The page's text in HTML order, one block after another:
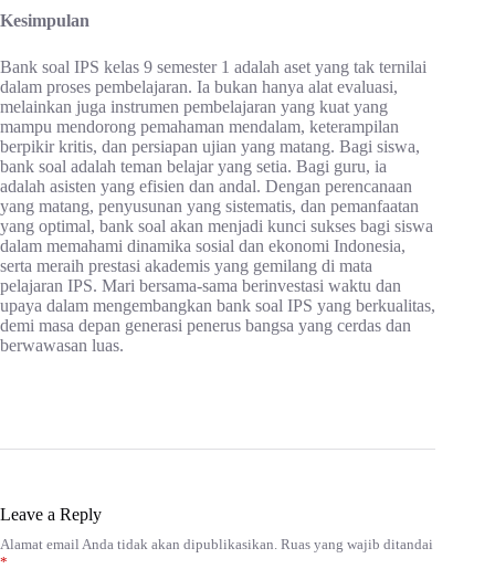
Kesimpulan
Bank soal IPS kelas 9 semester 1 adalah aset yang tak ternilai
dalam proses pembelajaran. Ia bukan hanya alat evaluasi,
melainkan juga instrumen pembelajaran yang kuat yang
mampu mendorong pemahaman mendalam, keterampilan
berpikir kritis, dan persiapan ujian yang matang. Bagi siswa,
bank soal adalah teman belajar yang setia. Bagi guru, ia
adalah asisten yang efisien dan andal. Dengan perencanaan
yang matang, penyusunan yang sistematis, dan pemanfaatan
yang optimal, bank soal akan menjadi kunci sukses bagi siswa
dalam memahami dinamika sosial dan ekonomi Indonesia,
serta meraih prestasi akademis yang gemilang di mata
pelajaran IPS. Mari bersama-sama berinvestasi waktu dan
upaya dalam mengembangkan bank soal IPS yang berkualitas,
demi masa depan generasi penerus bangsa yang cerdas dan
berwawasan luas.
Leave a Reply
Alamat email Anda tidak akan dipublikasikan. Ruas yang wajib ditandai
*